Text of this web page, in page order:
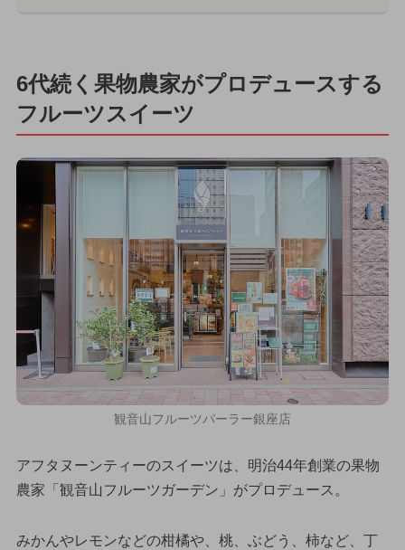
6代続く果物農家がプロデュースする
フルーツスイーツ
観音山フルーツパーラー銀座店
アフタヌーンティーのスイーツは、明治44年創業の果物
農家「観音山フルーツガーデン」がプロデュース。
みかんやレモンなどの柑橘や、桃、ぶどう、柿など、丁